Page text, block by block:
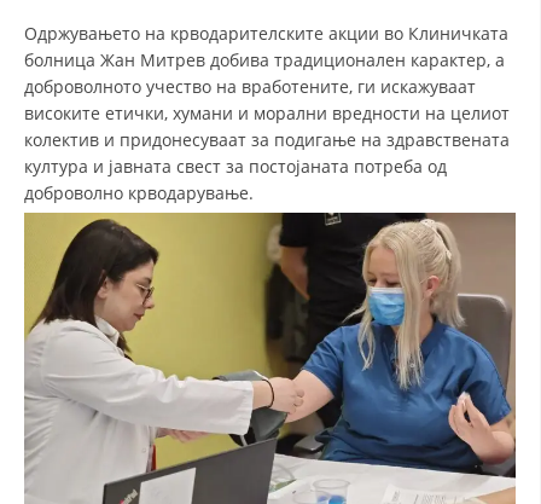
ПРЕЗЕНТАЦИИ
Одржувањето на крводарителските акции во Клиничката
болница Жан Митрев добива традиционален карактер, а
доброволното учество на вработените, ги искажуваат
високите етички, хумани и морални вредности на целиот
колектив и придонесуваат за подигање на здравствената
култура и јавната свест за постојаната потреба од
доброволно крводарување.